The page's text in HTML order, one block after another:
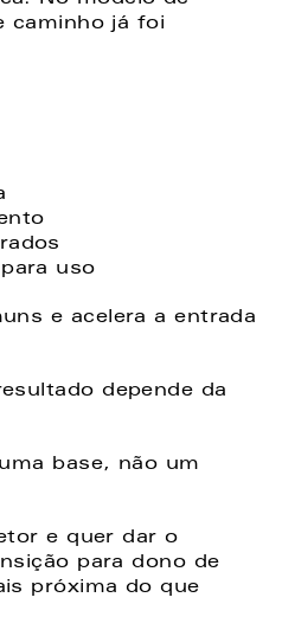
caminho já foi
uso
e acelera a entrada
depende da
base, não um
e quer dar o
para dono de
próxima do que